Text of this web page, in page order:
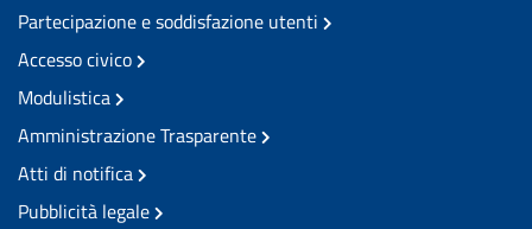
Partecipazione e soddisfazione utenti
Accesso civico
Modulistica
Amministrazione Trasparente
Atti di notifica
Pubblicità legale